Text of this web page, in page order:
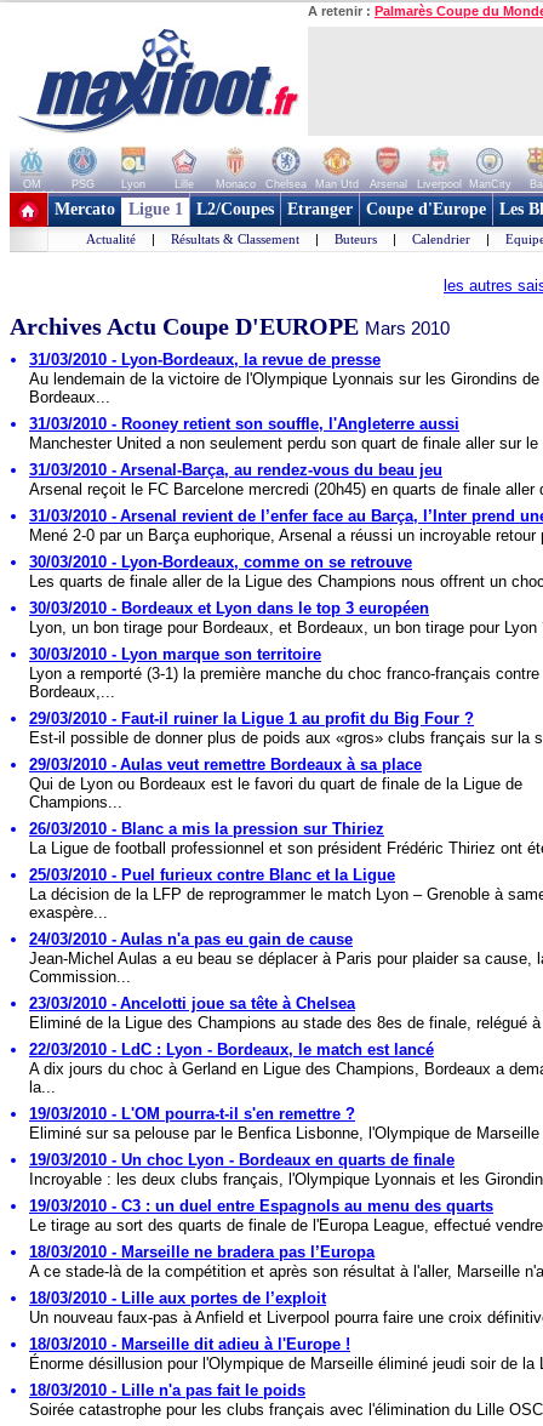
A retenir : Palmarès Coupe du
OM PSG Lyon Lille Monaco Chelsea Man Utd Arsenal Liverpool ManCity
+ de clubs
Mercato Ligue 1 L2/Coupes Etranger Coupe d'Europe Les
Actualité | Résultats & Classement | Buteurs | Calendrier |
les autres
Archives Actu Coupe D'EUROPE Mars 2010
31/03/2010 - Lyon-Bordeaux, la revue de presse
Au lendemain de la victoire de l'Olympique Lyonnais sur les Girondins de
Bordeaux...
31/03/2010 - Rooney retient son souffle, l'Angleterre aussi
Manchester United a non seulement perdu son quart de finale aller sur
31/03/2010 - Arsenal-Barça, au rendez-vous du beau jeu
Arsenal reçoit le FC Barcelone mercredi (20h45) en quarts de finale aller
31/03/2010 - Arsenal revient de l’enfer face au Barça, l’Inter prend
Mené 2-0 par un Barça euphorique, Arsenal a réussi un incroyable retour
30/03/2010 - Lyon-Bordeaux, comme on se retrouve
Les quarts de finale aller de la Ligue des Champions nous offrent un
30/03/2010 - Bordeaux et Lyon dans le top 3 européen
Lyon, un bon tirage pour Bordeaux, et Bordeaux, un bon tirage pour
30/03/2010 - Lyon marque son territoire
Lyon a remporté (3-1) la première manche du choc franco-français contre
Bordeaux,...
29/03/2010 - Faut-il ruiner la Ligue 1 au profit du Big Four ?
Est-il possible de donner plus de poids aux «gros» clubs français sur la
29/03/2010 - Aulas veut remettre Bordeaux à sa place
Qui de Lyon ou Bordeaux est le favori du quart de finale de la Ligue de
Champions...
26/03/2010 - Blanc a mis la pression sur Thiriez
La Ligue de football professionnel et son président Frédéric Thiriez ont
25/03/2010 - Puel furieux contre Blanc et la Ligue
La décision de la LFP de reprogrammer le match Lyon – Grenoble à
exaspère...
24/03/2010 - Aulas n'a pas eu gain de cause
Jean-Michel Aulas a eu beau se déplacer à Paris pour plaider sa cause,
Commission...
23/03/2010 - Ancelotti joue sa tête à Chelsea
Eliminé de la Ligue des Champions au stade des 8es de finale, relégué
22/03/2010 - LdC : Lyon - Bordeaux, le match est lancé
A dix jours du choc à Gerland en Ligue des Champions, Bordeaux a
la...
19/03/2010 - L'OM pourra-t-il s'en remettre ?
Eliminé sur sa pelouse par le Benfica Lisbonne, l'Olympique de
19/03/2010 - Un choc Lyon - Bordeaux en quarts de finale
Incroyable : les deux clubs français, l'Olympique Lyonnais et les
19/03/2010 - C3 : un duel entre Espagnols au menu des quarts
Le tirage au sort des quarts de finale de l'Europa League, effectué
18/03/2010 - Marseille ne bradera pas l’Europa
A ce stade-là de la compétition et après son résultat à l'aller, Marseille
18/03/2010 - Lille aux portes de l’exploit
Un nouveau faux-pas à Anfield et Liverpool pourra faire une croix
18/03/2010 - Marseille dit adieu à l'Europe !
Énorme désillusion pour l'Olympique de Marseille éliminé jeudi soir de la
18/03/2010 - Lille n'a pas fait le poids
Soirée catastrophe pour les clubs français avec l'élimination du Lille